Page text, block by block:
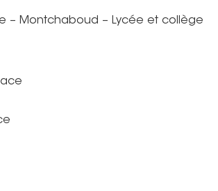
– Montchaboud – Lycée et collège